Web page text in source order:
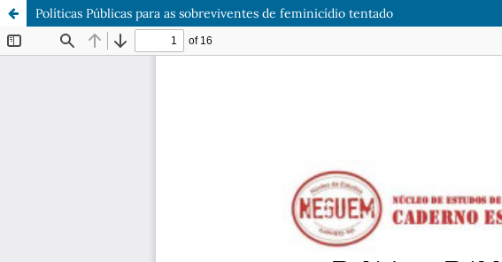
Políticas Públicas para as sobreviventes de feminicídio tentado